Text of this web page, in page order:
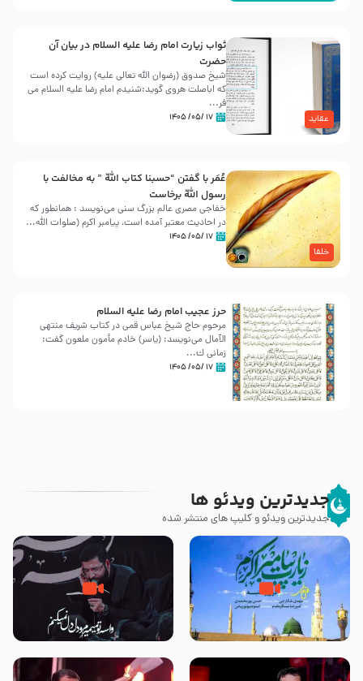
عقاید
ثواب زیارت امام رضا علیه السلام در بیان آن
حضرت
شیخ صدوق (رضوان الله تعالی علیه) روایت کرده است
که اباصلت هروی گوید:شنیدم امام رضا علیه السلام می
فر...
۱۷ /۰۵/ ۱۴۰۵
خلفا
عُمَر با گفتن “حسبنا كتاب اللّه ” به مخالفت با
رسول اللّه برخاست
خفاجی مصری عالم بزرگ سنی می‌نویسد : همانطور که
در احادیث معتبر آمده است، پیامبر اکرم (صلوات اللّه...
۱۷ /۰۵/ ۱۴۰۵
حرز عجیب امام رضا علیه السلام
مرحوم حاج شیخ عباس قمی در کتاب شریف منتهی
الآمال می‌نویسد: (ياسر) خادم مأمون ملعون گفت:
زمانى ك...
۱۷ /۰۵/ ۱۴۰۵
جدیدترین ویدئو ها
جدیدترین ویدئو و کلیپ های منتشر شده
زیارت پیامبر اکرم صلی الله علیه و
آله در روز شنبه با نوای علی فانی
مصداق کربلا – حاج حسین سیب
سرخی